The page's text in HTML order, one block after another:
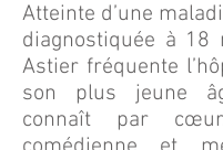
Atteinte d’une
diagnostiquée à 18
Astier fréquente
son plus jeune
connaît par